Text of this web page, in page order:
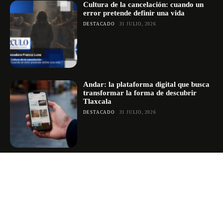
Cultura de la cancelación: cuando un
error pretende definir una vida
DESTACADO 31 JULIO, 2026
Andar: la plataforma digital que busca
transformar la forma de descubrir
Tlaxcala
DESTACADO 31 JULIO, 2026